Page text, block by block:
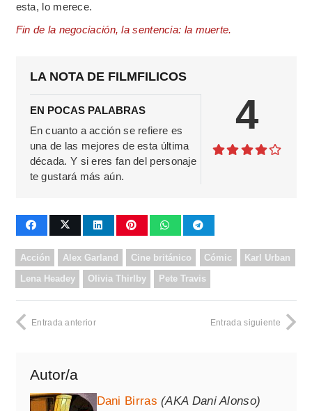
esta, lo merece.
Fin de la negociación, la sentencia: la muerte.
LA NOTA DE FILMFILICOS
EN POCAS PALABRAS
En cuanto a acción se refiere es
una de las mejores de esta última
década. Y si eres fan del personaje
te gustará más aún.
4
Acción Alex Garland Cine británico Cómic Karl Urban
Lena Headey Olivia Thirlby Pete Travis
Entrada anterior Entrada siguiente
Autor/a
Dani Birras (AKA Dani Alonso)